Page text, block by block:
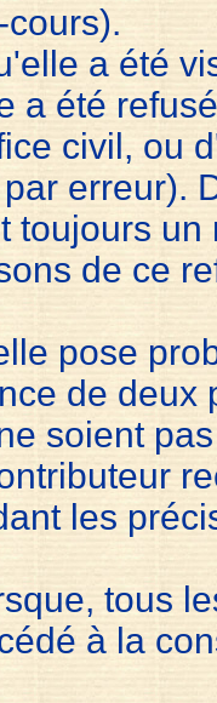
a été
a été
civil, ou
erreur).
toujours un
de ce
pose
de deux
soient
les
tous
à la